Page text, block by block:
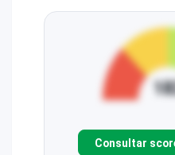
Consultar